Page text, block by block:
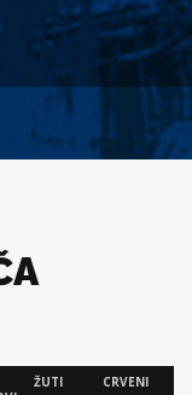
ŽUTI
CRVENI